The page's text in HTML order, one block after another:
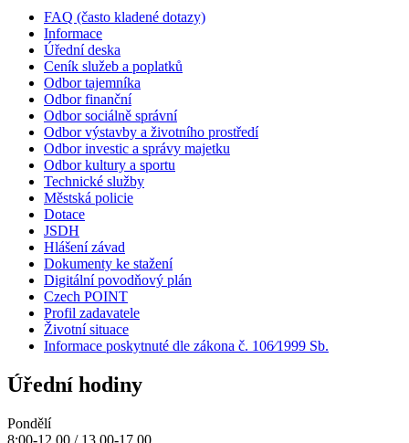
FAQ (často kladené dotazy)
Informace
Úřední deska
Ceník služeb a poplatků
Odbor tajemníka
Odbor finanční
Odbor sociálně správní
Odbor výstavby a životního prostředí
Odbor investic a správy majetku
Odbor kultury a sportu
Technické služby
Městská policie
Dotace
JSDH
Hlášení závad
Dokumenty ke stažení
Digitální povodňový plán
Czech POINT
Profil zadavatele
Životní situace
Informace poskytnuté dle zákona č. 106⁄1999 Sb.
Úřední hodiny
Pondělí